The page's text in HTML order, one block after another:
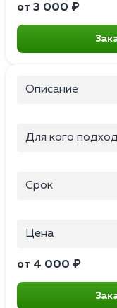
от 3 000 ₽
Описание
Для кого
Срок
Цена
от 4 000 ₽